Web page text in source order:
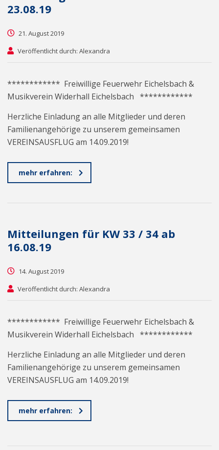
23.08.19
21. August 2019
Veröffentlicht durch: Alexandra
************ Freiwillige Feuerwehr Eichelsbach &
Musikverein Widerhall Eichelsbach ************
Herzliche Einladung an alle Mitglieder und deren
Familienangehörige zu unserem gemeinsamen
VEREINSAUSFLUG am 14.09.2019!
mehr erfahren:
Mitteilungen für KW 33 / 34 ab
16.08.19
14. August 2019
Veröffentlicht durch: Alexandra
************ Freiwillige Feuerwehr Eichelsbach &
Musikverein Widerhall Eichelsbach ************
Herzliche Einladung an alle Mitglieder und deren
Familienangehörige zu unserem gemeinsamen
VEREINSAUSFLUG am 14.09.2019!
mehr erfahren: